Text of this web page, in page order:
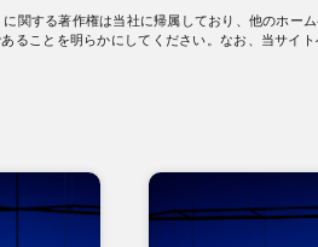
関する著作権は当社に帰属しており、他のホー
ることを明らかにしてください。なお、当サイ